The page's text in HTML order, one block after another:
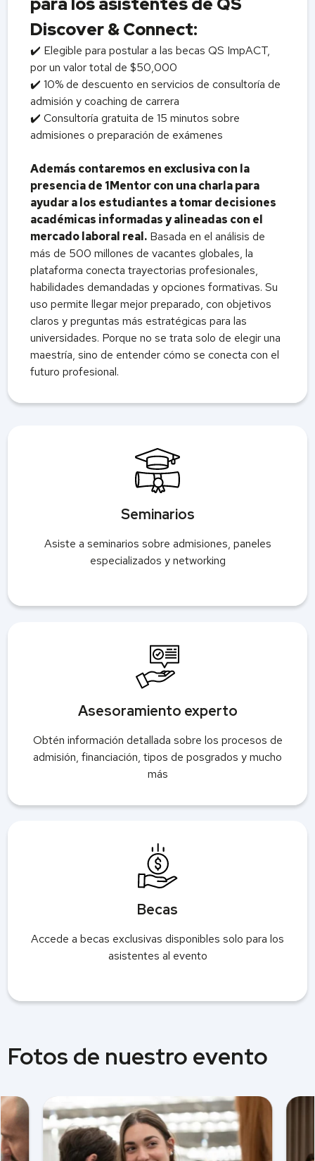
Discover & Connect:
✔️ Elegible para postular a las becas QS ImpACT,
por un valor total de $50,000
✔️ 10% de descuento en servicios de consultoría de
admisión y coaching de carrera
✔️ Consultoría gratuita de 15 minutos sobre
admisiones o preparación de exámenes
Además contaremos en exclusiva con la
presencia de 1Mentor con una charla para
ayudar a los estudiantes a tomar decisiones
académicas informadas y alineadas con el
mercado laboral real. Basada en el análisis de
más de 500 millones de vacantes globales, la
plataforma conecta trayectorias profesionales,
habilidades demandadas y opciones formativas. Su
uso permite llegar mejor preparado, con objetivos
claros y preguntas más estratégicas para las
universidades. Porque no se trata solo de elegir una
maestría, sino de entender cómo se conecta con el
futuro profesional.
Seminarios
Asiste a seminarios sobre admisiones, paneles
especializados y networking
Asesoramiento experto
Obtén información detallada sobre los procesos de
admisión, financiación, tipos de posgrados y mucho
más
Becas
Accede a becas exclusivas disponibles solo para los
asistentes al evento
Fotos de nuestro evento